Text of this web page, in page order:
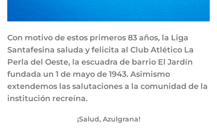
Con motivo de estos primeros 83 años, la Liga
Santafesina saluda y felicita al Club Atlético La
Perla del Oeste, la escuadra de barrio El Jardín
fundada un 1 de mayo de 1943. Asimismo
extendemos las salutaciones a la comunidad de la
institución recreína.
¡Salud, Azulgrana!